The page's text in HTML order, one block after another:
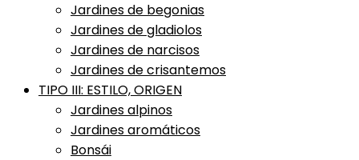
Jardines de begonias
Jardines de gladiolos
Jardines de narcisos
Jardines de crisantemos
TIPO III: ESTILO, ORIGEN
Jardines alpinos
Jardines aromáticos
Bonsái